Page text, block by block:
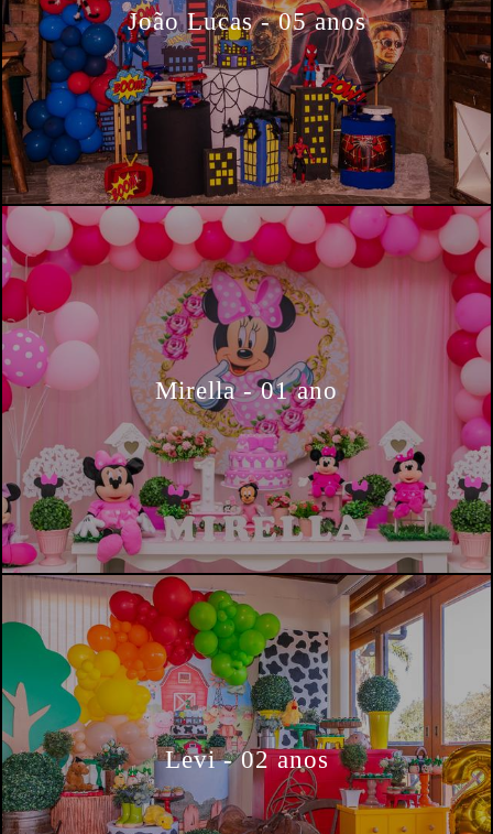
João Lucas - 05 anos
Mirella - 01 ano
Levi - 02 anos